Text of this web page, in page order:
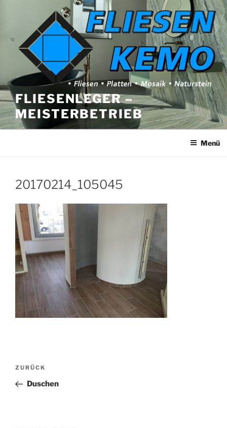
FLIESENLEGER –
MEISTERBETRIEB
Menü
20170214_105045
Beitragsnavigation
Vorheriger
Beitrag
ZURÜCK
Duschen